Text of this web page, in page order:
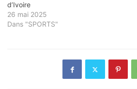
d’Ivoire
26 mai 2025
Dans "SPORTS"